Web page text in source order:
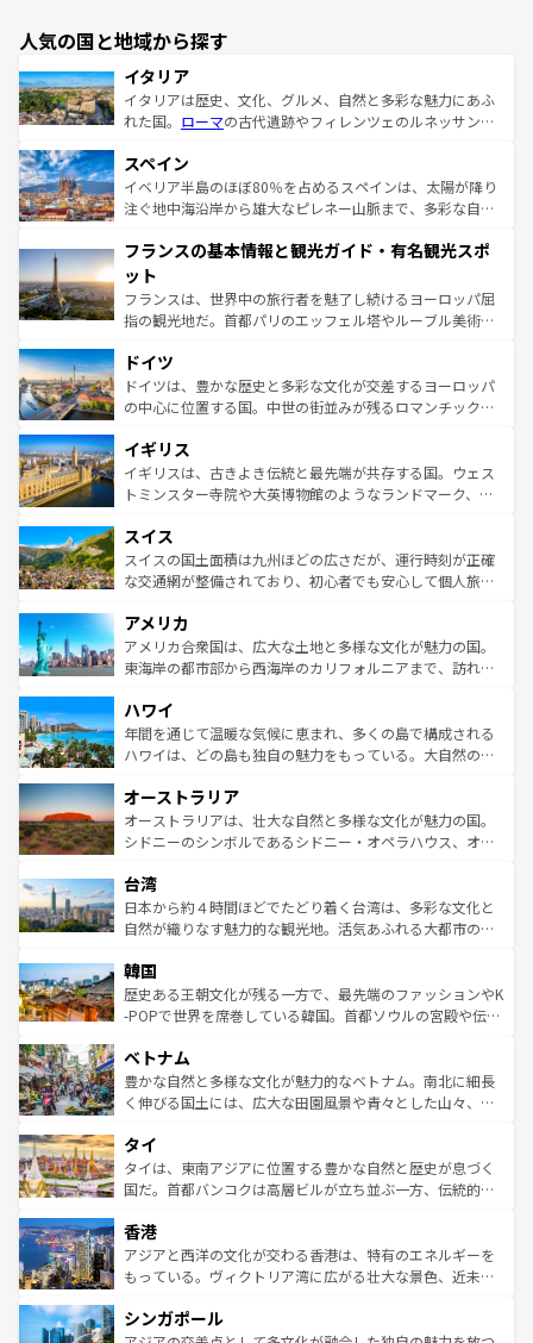
人気の国と地域から探す
イタリア
イタリアは歴史、文化、グルメ、自然と多彩な魅力にあふ
れた国。 ローマの古代遺跡やフィレンツェのルネッサンス
ろん、トスカーナの美しい田園風景やアマルフィ海岸の絶
景など、自然景観も見逃せない。観光の合間には、本場の
ピザやパスタなど、絶品のイタリア料理を堪能することも
ませてくれるイタリアで、忘れられない旅をしてみよう！
なお、新着のイタリア情報は
しい。
スペイン
イベリア半島のほぼ80％を占めるスペインは、太陽が降り
注ぐ地中海沿岸から雄大なピレネー山脈まで、多彩な自然
文化が根付くこの国では、情熱的なフラメンコ、熱気あふ
れる闘牛、そして美味しいタパスが生活の一部となってい
る。首都マドリードの洗練された雰囲気や、バルセロナの
アートに溢れた街角から、地方では古代ローマ遺跡や中世
せる。地方によって風土や気候が異なるスペインはその個
性で訪れる人を魅了する。 なお、新着のスペイン情報は コ
ンテンツ一覧を参照してほしい。
フランスの基本情報と観光ガイド・有名観光スポ
ット
フランスは、世界中の旅行者を魅了し続けるヨーロッパ屈
指の観光地だ。首都パリのエッフェル塔やルーブル美術館
で、幅広い魅力が詰まっている。華麗な宮殿、歴史的な大
聖堂、美しいビーチ、そして豊かな自然が、訪れる者を心
から魅了する。また、フランスは美食の国としても知ら
いる。シャンパンの発祥地であるランス、プロヴァンスの
香り高いラベンダー畑など、多彩な楽しみ方が可能だ。さ
らに、パリ以外の地域にも魅力が溢れており、どの街角に
れる地方に足を運ぶとそれぞれで全く異なる文化を体験で
きるだろう。 なお、新着のフランス情報はコンテンツ一覧
を参照してほしい。
ドイツ
ドイツは、豊かな歴史と多彩な文化が交差するヨーロッパ
の中心に位置する国。中世の街並みが残るロマンチック街
顔を持つこの国は、どこを歩いても飽きることがない。ベ
ルリンの文化的活気、バイエルン州のアルプスの絶景、そ
してライン川沿いのワイン畑といった風景は必見。ビール
は、お酒好きな人にはぜひ体験してほしい。 なお、新着の
ドイツ情報はコンテンツ一覧を参照してほしい。
イギリス
イギリスは、古きよき伝統と最先端が共存する国。ウェス
トミンスター寺院や大英博物館のようなランドマーク、歴
リアごとに異なる魅力がある。また、優雅なアフタヌーン
ティー、ビール好きにはたまらない英国パブ、サッカー観
戦など、本場だからこそできる体験も豊富。イギリスを旅
ンツ一覧を参照してほしい。
スイス
スイスの国土面積は九州ほどの広さだが、運行時刻が正確
な交通網が整備されており、初心者でも安心して個人旅行
の建物がそのまま残る町や、スイスならではのユニークな
博物館もあり、アルプス観光だけでなく町歩きも満喫する
ことができる。国民の所得が高いため物価も高いが、旅行
ば市内交通費無料で観光を楽しむこともできる。 なお、新
着のスイス情報はコンテンツ一覧 を参照してほしい。
アメリカ
アメリカ合衆国は、広大な土地と多様な文化が魅力の国。
東海岸の都市部から西海岸のカリフォルニアまで、訪れる
のような巨大都市は、観光、ショッピング、エンターテイ
ンメントが詰まった刺激的なスポットだ。一方、アメリカ
西部には大自然が広がり、グランドキャニオンやイエロー
部のニューオーリンズでは、音楽と美食が融合した独特の
文化が魅力。旅行者はアメリカの各地域で異なる魅力を楽
しみながら、その多様性と豊かな歴史を感じることができ
ならではの贅沢な旅のスタイルだ。 なお、新着のアメリカ
情報はコンテンツ一覧を参照してほしい。
ハワイ
年間を通じて温暖な気候に恵まれ、多くの島で構成される
ハワイは、どの島も独自の魅力をもっている。大自然の神
ワイ島は見逃せない。また、定番の観光地といえばオアフ
島だが、静かな自然を求めるならマウイ島やカウアイ島が
おすすめ。エメラルドグリーンに輝く海をはじめ、豊かな
れるおもてなしの心で訪れる人々を迎えてくれるハワイの
人々、おいしいローカルフードやハワイアンミュージッ
ク、伝統的なフラダンスなど、すべてがハワイの魅力を彩
ワイを、存分に味わってほしい。 なお、新着のハワイ情報
はコンテンツ一覧を参照してほしい。
オーストラリア
オーストラリアは、壮大な自然と多様な文化が魅力の国。
シドニーのシンボルであるシドニー・オペラハウス、オー
リアリーフや大陸中央部にそびえるウルル（エアーズロッ
ク）、タスマニアの美しい原生林やケアンズの熱帯雨林な
ど、見どころがたくさん。また、カフェやワイン、オージ
いる。アクティビティも充実しており、サーフィンやダイ
ビング、ハイキングなど、アウトドア好きにはたまらな
い。オーストラリアの多彩な魅力を存分に味わいつくそ
参照してほしい。
台湾
日本から約４時間ほどでたどり着く台湾は、多彩な文化と
自然が織りなす魅力的な観光地。活気あふれる大都市の台
ン）、静ひつな山岳地帯である台湾東部など、都市の喧騒
と山間の静けさが共存しており、訪れる人に新しい発見と
驚きをもたらしてくれる。また、奥深い台湾の食文化も魅
容にもいいと評判のスイーツなど、バラエティ豊かな料理
が味わえる。 なお、新着の台湾情報は コンテンツ一覧を参
照してほしい。
韓国
歴史ある王朝文化が残る一方で、最先端のファッションやK
-POPで世界を席巻している韓国。首都ソウルの宮殿や伝統
き、地方に足を延ばせば四季折々の自然美を楽しむことが
できる。そして、キムチや焼肉、絶品のストリートフード
まで、さまざまな韓国料理が待っている。夜には、韓国な
リティに包まれながら、韓国の多彩な魅力を心ゆくまで味
わってみてほしい。 なお、新着の韓国情報はコンテンツ一
覧を参照してほしい。
ベトナム
豊かな自然と多様な文化が魅力的なベトナム。南北に細長
く伸びる国土には、広大な田園風景や青々とした山々、世
急速な発展と共に伝統が息づく。ハノイの古い町並みやホ
ーチミン市のフランス統治時代の建物も、独特の雰囲気を
醸し出している。また、バラエティの豊かさとおいしさで
とつ。フォーやバインミー、ベトナムコーヒーなどは、ぜ
ひ現地で味わいたい。どの地域を訪れてもあたたかい人々
が旅行者を迎えてくれるので、きっと忘れられない旅にな
参照してほしい。
タイ
タイは、東南アジアに位置する豊かな自然と歴史が息づく
国だ。首都バンコクは高層ビルが立ち並ぶ一方、伝統的な
の活気が交差している。北部ではチェンマイなどの山岳地
帯で自然と触れ合い、南部ではプーケットやクラビの美し
いビーチでリゾート気分を楽しむことができる。タイ料理
激する。気候は一年中温暖で、どの季節にも異なる楽しみ
が待っている。親しみやすいタイの人々、仏教を中心とし
香港
アジアと西洋の文化が交わる香港は、特有のエネルギーを
もっている。ヴィクトリア湾に広がる壮大な景色、近未来
み、どこを訪れても感動するはず。観光スポットが密集し
シンガポール